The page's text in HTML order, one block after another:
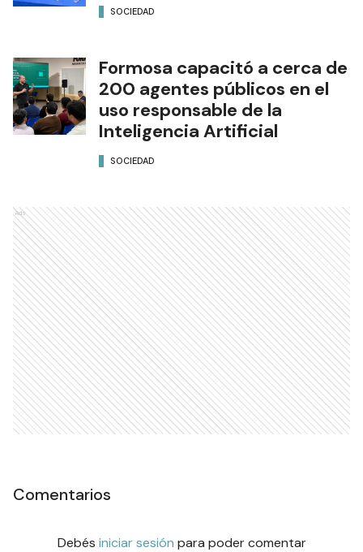
SOCIEDAD
Formosa capacitó a cerca de
200 agentes públicos en el
uso responsable de la
Inteligencia Artificial
SOCIEDAD
Ads
Comentarios
Debés iniciar sesión para poder comentar